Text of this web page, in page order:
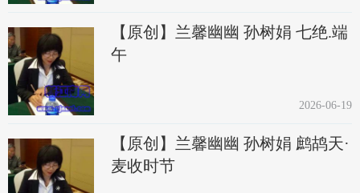
【原创】兰馨幽幽 孙树娟 七绝.端
午
2026-06-19
【原创】兰馨幽幽 孙树娟 鹧鸪天·
麦收时节